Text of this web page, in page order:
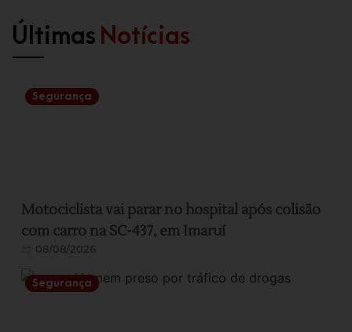
Últimas Notícias
Segurança
Motociclista vai parar no hospital após colisão
com carro na SC-437, em Imaruí
08/08/2026
Segurança